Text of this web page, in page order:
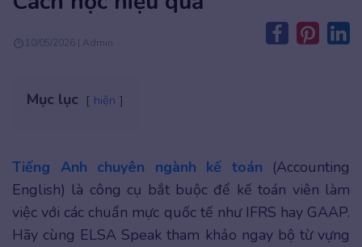
10/05/2026 | Admin
Mục lục hiện
Tiếng Anh chuyên ngành kế toán (Accounting
English) là công cụ bắt buộc để kế toán viên làm
việc với các chuẩn mực quốc tế như IFRS hay GAAP.
Hãy cùng ELSA Speak tham khảo ngay bộ từ vựng